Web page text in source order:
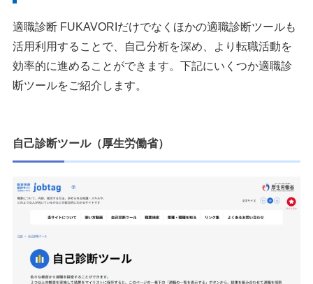
適職診断 FUKAVORIだけでなくほかの適職診断ツールも
活用利用することで、自己分析を深め、より転職活動を
効率的に進めることができます。下記にいくつか適職診
断ツールをご紹介します。
自己診断ツール（厚生労働省）